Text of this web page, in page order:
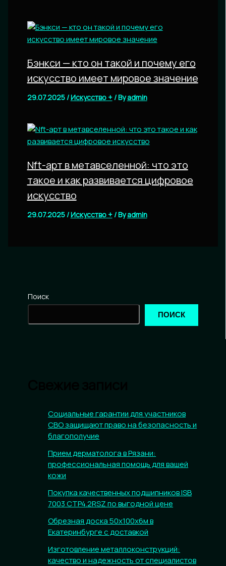
Бэнкси — кто он такой и почему его
искусство имеет мировое значение
29.07.2025/Искусство +/ Byadmin
Nft-арт в метавселенной: что это
такое и как развивается цифровое
искусство
29.07.2025/Искусство +/ Byadmin
Поиск
ПОИСК
Социальные гарантии для участников
СВО защищают право на безопасность и
благополучие
Прием дерматолога в Рязани:
профессиональная помощь для вашей
кожи
Покупка качественных подшипников ISB
7003 CTP4.2RSZ по выгодной цене
Обрезная доска 50х100х6м в
Екатеринбурге с доставкой
Изготовление металлоконструкций:
качество и надежность от специалистов